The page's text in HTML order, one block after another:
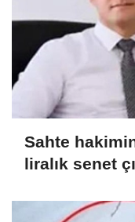
Sahte
liralık senet